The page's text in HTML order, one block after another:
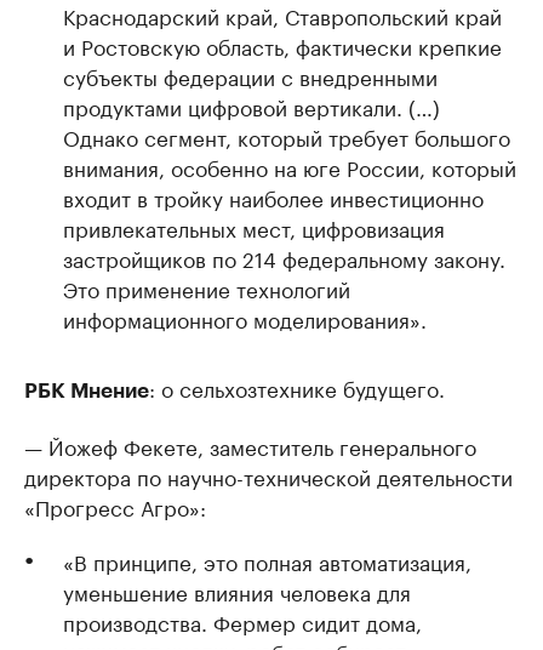
Краснодарский край, Ставропольский край
и Ростовскую область, фактически крепкие
субъекты федерации с внедренными
продуктами цифровой вертикали. (…)
Однако сегмент, который требует большого
внимания, особенно на юге России, который
входит в тройку наиболее инвестиционно
привлекательных мест, цифровизация
застройщиков по 214 федеральному закону.
Это применение технологий
информационного моделирования».
РБК Мнение: о сельхозтехнике будущего.
— Йожеф Фекете, заместитель генерального
директора по научно-технической деятельности
«Прогресс Агро»:
«В принципе, это полная автоматизация,
уменьшение влияния человека для
производства. Фермер сидит дома,